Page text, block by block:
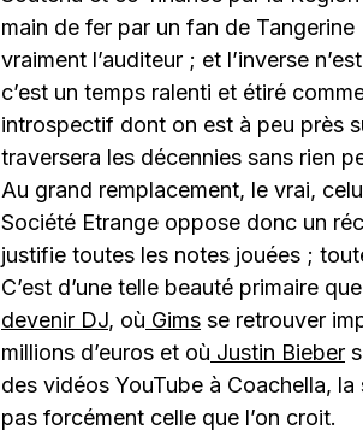
main de fer par un fan de
vraiment l’auditeur ; et l’inverse
c’est un temps ralenti et étiré
introspectif dont on est à peu près
traversera les décennies sans rien
Au grand remplacement, le vrai,
Société Etrange oppose donc un
justifie toutes les notes jouées ;
C’est d’une telle beauté primaire
devenir DJ, où Gims se retrouver
millions d’euros et où Justin Bieber
des vidéos YouTube à Coachella,
pas forcément celle que l’on croit.